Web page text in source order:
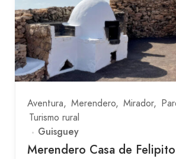
Aventura Merendero Mirador
Turismo rural
Guisguey
Merendero Casa de Felipito